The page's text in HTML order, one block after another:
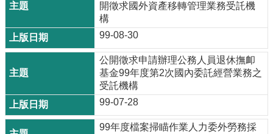
開徵求國外資產移轉管理業務受託機
構
99-08-30
公開徵求申請辦理公務人員退休撫卹
基金99年度第2次國內委託經營業務之
受託機構
99-07-28
99年度檔案掃瞄作業人力委外勞務採